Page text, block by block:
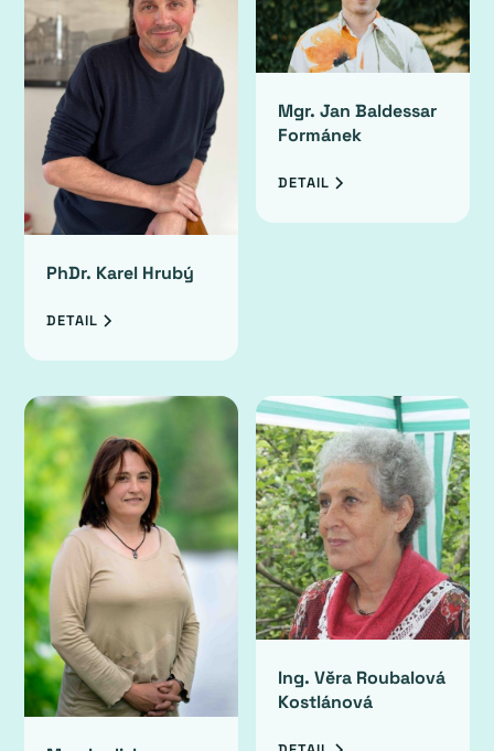
PhDr. Karel Hrubý
DETAIL
Mgr. Jan Baldessar
Formánek
DETAIL
Ing. Věra Roubalová
Kostlánová